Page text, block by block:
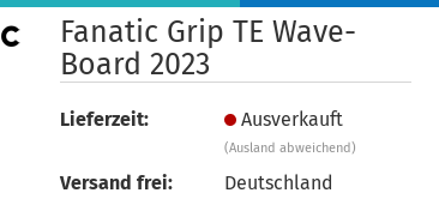
Fanatic Grip TE Wave-
Board 2023
Lieferzeit: Ausverkauft
(Ausland abweichend)
Versand frei:
Deutschland